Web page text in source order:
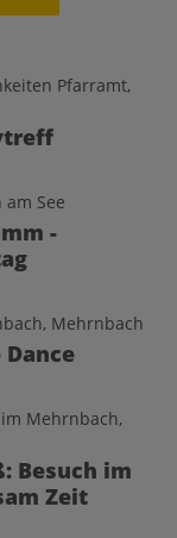
Pfarramt,
See
-
Mehrnbach
Mehrnbach,
Besuch im
Zeit